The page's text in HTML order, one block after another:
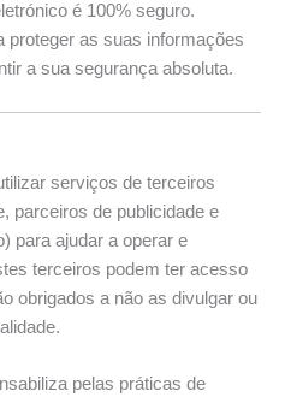
é 100% seguro.
proteger as suas informações
a sua segurança absoluta.
serviços de terceiros
parceiros de publicidade e
para ajudar a operar e
terceiros podem ter acesso
obrigados a não as divulgar ou
pelas práticas de